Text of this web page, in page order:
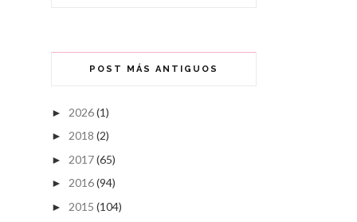
POST MÁS ANTIGUOS
► 2026(1)
► 2018 (2)
► 2017(65)
► 2016(94)
► 2015 (104)